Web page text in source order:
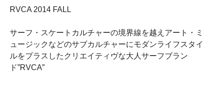
RVCA 2014 FALL
サーフ・スケートカルチャーの境界線を越えアート・ミ
ュージックなどのサブカルチャーにモダンライフスタイ
ルをプラスしたクリエイティヴな大人サーフブラン
ド”RVCA”